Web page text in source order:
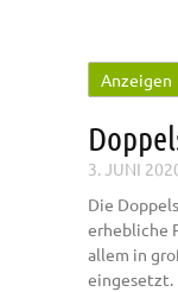
Haupt-
Anzeigen
3. JUNI
Die
erhebliche
allem in
eingesetzt.